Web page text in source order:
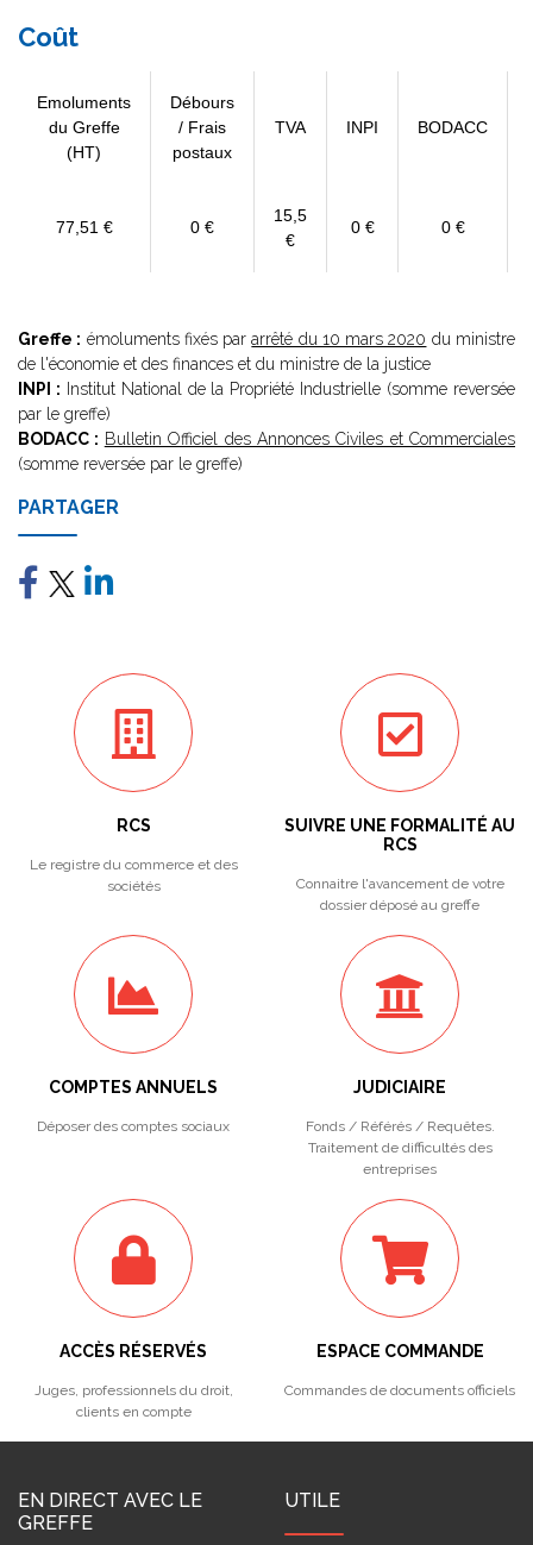
Coût
Emoluments
du Greffe
(HT)
Débours
/ Frais
postaux
TVA INPI BODACC
77,51 € 0 €
15,5
€
0 € 0 €
Greffe : émoluments fixés pararrêté du 10 mars 2020 du ministre
de l'économie et des finances et du ministre de la justice
INPI : Institut National de la Propriété Industrielle (somme reversée
par le greffe)
BODACC : Bulletin Officiel des Annonces Civiles et Commerciales
(somme reversée par le greffe)
PARTAGER
RCS
Le registre du commerce et des
sociétés
SUIVRE UNE FORMALITÉ AU
RCS
Connaitre l'avancement de votre
dossier déposé au greffe
COMPTES ANNUELS
Déposer des comptes sociaux
JUDICIAIRE
Fonds / Référés / Requêtes.
Traitement de difficultés des
entreprises
ACCÈS RÉSERVÉS
Juges, professionnels du droit,
clients en compte
ESPACE COMMANDE
Commandes de documents officiels
EN DIRECT AVEC LE
GREFFE
UTILE